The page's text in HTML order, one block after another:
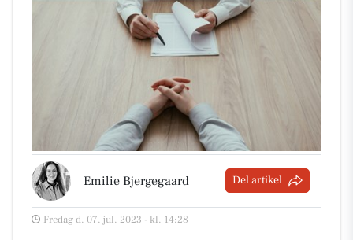
Emilie Bjergegaard Del artikel
Fredag d. 07. jul. 2023 - kl. 14:28